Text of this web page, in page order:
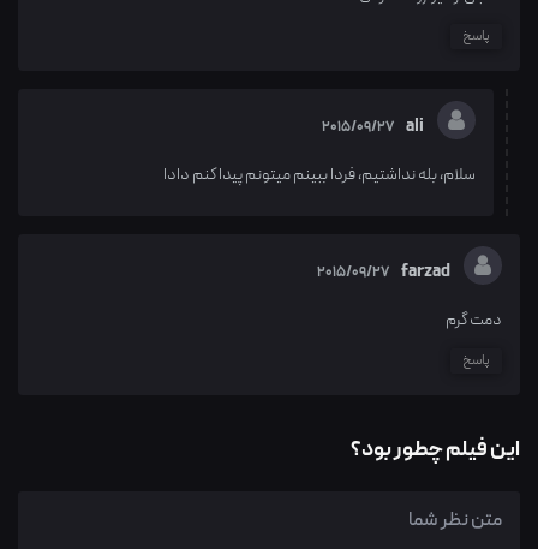
پاسخ
ali
2015/09/27
سلام، بله نداشتیم، فردا ببینم میتونم پیدا کنم دادا
farzad
2015/09/27
دمت گرم
پاسخ
این فیلم چطور بود؟